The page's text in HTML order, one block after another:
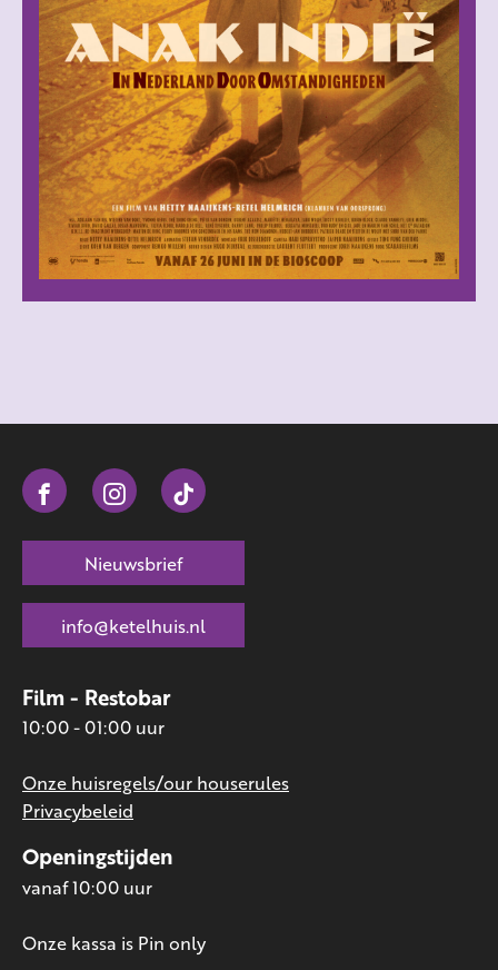
Openingstijden
vanaf 10:00 uur
Onze kassa is Pin only
Film - Restobar
10:00 - 01:00 uur
Onze huisregels/our houserules
Privacybeleid
Nieuwsbrief
info@ketelhuis.nl